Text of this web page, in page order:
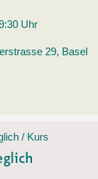
Uhr
29, Basel
/ Kurs